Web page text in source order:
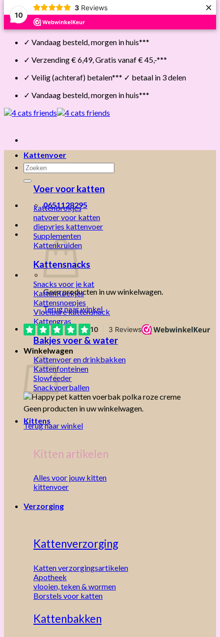
10
3 Reviews ×
Skip
✓ Vandaag besteld, morgen in huis***
✓ Verzending € 6,49, Gratis vanaf € 45,-***
✓ Veilig (achteraf) betalen*** ✓ betaal in 3 delen
✓ Vandaag besteld, morgen in huis***
Zoeken
naar:
0651128295
Geen producten in uw winkelwagen.
Terug naar winkel
Winkelwagen
Geen producten in uw winkelwagen.
Terug naar winkel
Kattenvoer
Voer voor katten
kattenbrokjes
natvoer voor katten
diepvries kattenvoer
Supplementen
Kattenkruiden
Kattensnacks
Snacks voor je kat
KattenKoekjes
Kattensnoepjes
Vloeibare kattensnack
Kattengras
Bakjes voer & water
Kattenvoer en drinkbakken
Kattenfonteinen
Slowfeeder
Snackvoerballen
Kittens
Kitten artikelen
Alles voor jouw kitten
kittenvoer
Verzorging
Kattenverzorging
Katten verzorgingsartikelen
Apotheek
vlooien, teken & wormen
Borstels voor katten
Kattenbakken